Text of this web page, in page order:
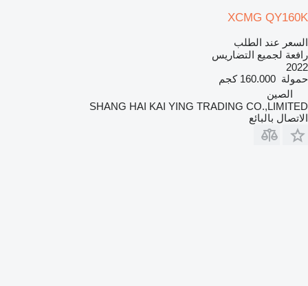
XCMG QY160K
السعر عند الطلب
رافعة لجميع التضاريس
2022
حمولة 160.000 كجم
الصين
SHANG HAI KAI YING TRADING CO.,LIMITED
الاتصال بالبائع